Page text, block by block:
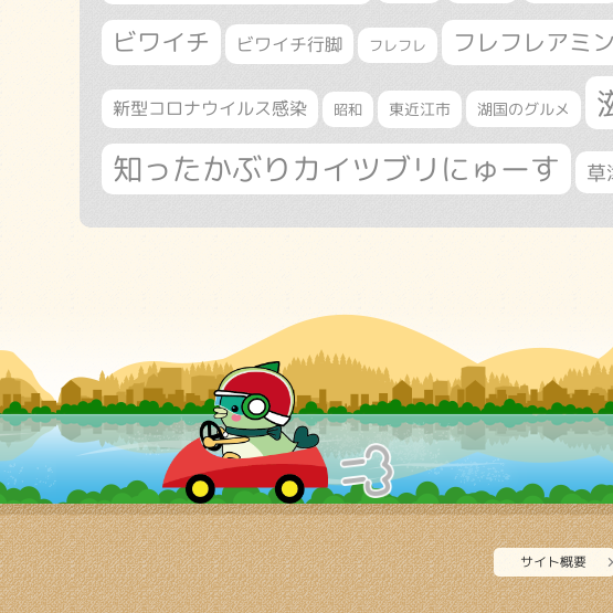
ビワイチ ビワイチ行脚 フレフレ フレフレアミ
新型コロナウイルス感染 昭和 東近江市 湖国のグルメ
知ったかぶりカイツブリにゅーす 草
サイト概要